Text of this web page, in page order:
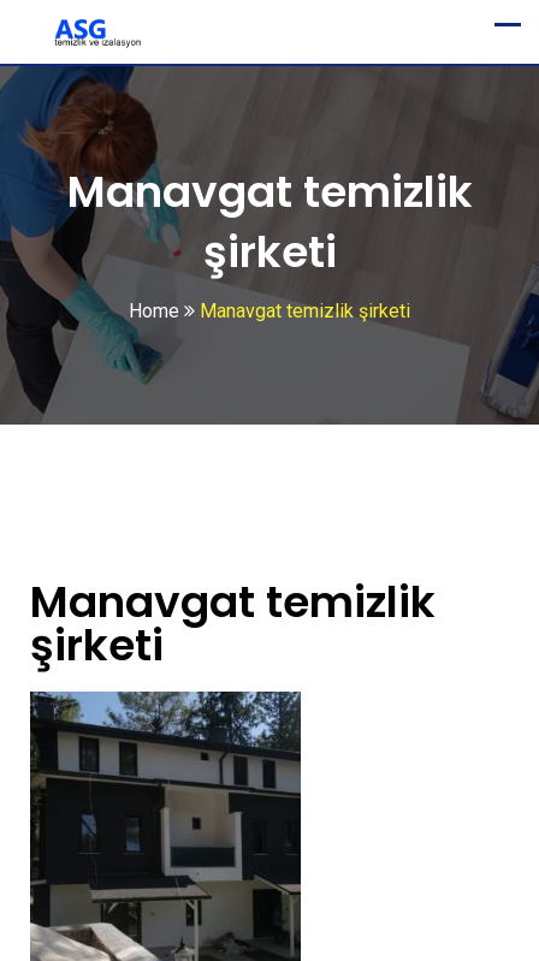
Manavgat temizlik
şirketi
Home Manavgat temizlik şirketi
Manavgat temizlik
şirketi